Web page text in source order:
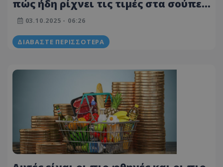
πώς ήδη ρίχνει τις τιμές στα σούπερ
μάρκετ
03.10.2025 - 06:26
ΔΙΑΒΆΣΤΕ ΠΕΡΙΣΣΌΤΕΡΑ